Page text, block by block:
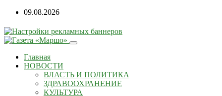
09.08.2026
Главная
НОВОСТИ
ВЛАСТЬ И ПОЛИТИКА
ЗДРАВООХРАНЕНИЕ
КУЛЬТУРА